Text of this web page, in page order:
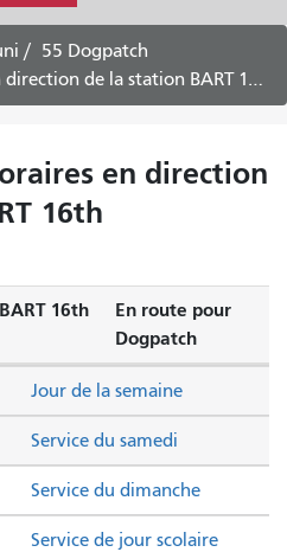
veux
voyager
55 Dogpatch
la station BART 16th Street/Mission -
en direction
16th
16th
En route pour
Dogpatch
Service du samedi
Service du dimanche
Jour de la semaine
Service de jour scolaire